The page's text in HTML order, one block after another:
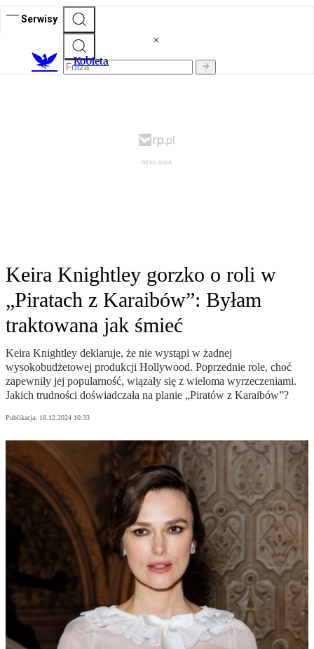
Serwisy
Kobieta
Keira Knightley gorzko o roli w
„Piratach z Karaibów”: Byłam
traktowana jak śmieć
Keira Knightley deklaruje, że nie wystąpi w żadnej
wysokobudżetowej produkcji Hollywood. Poprzednie role, choć
zapewniły jej popularność, wiązały się z wieloma wyrzeczeniami.
Jakich trudności doświadczała na planie „Piratów z Karaibów”?
Publikacja: 18.12.2024 10:33